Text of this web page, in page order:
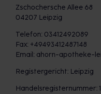
Zschochersche Allee 68
04207 Leipzig
Telefon: 03412492089
Fax: +49493412487148
Email: ahorn-apotheke-
Registergericht: Leipzig
Handelsregisternummer: